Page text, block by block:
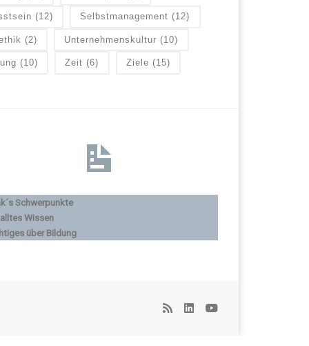
(12) Selbstmanagement (12)
(2) Unternehmenskultur (10)
(10) Zeit (6) Ziele (15)
Schwerpunkte
Wissen
über Bildung